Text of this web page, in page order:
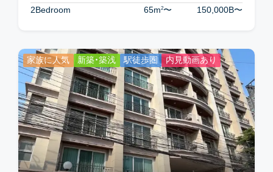
2Bedroom
65m2〜 150,000B〜
家族に人気 新築・築浅 駅徒歩圏 内見動画あり